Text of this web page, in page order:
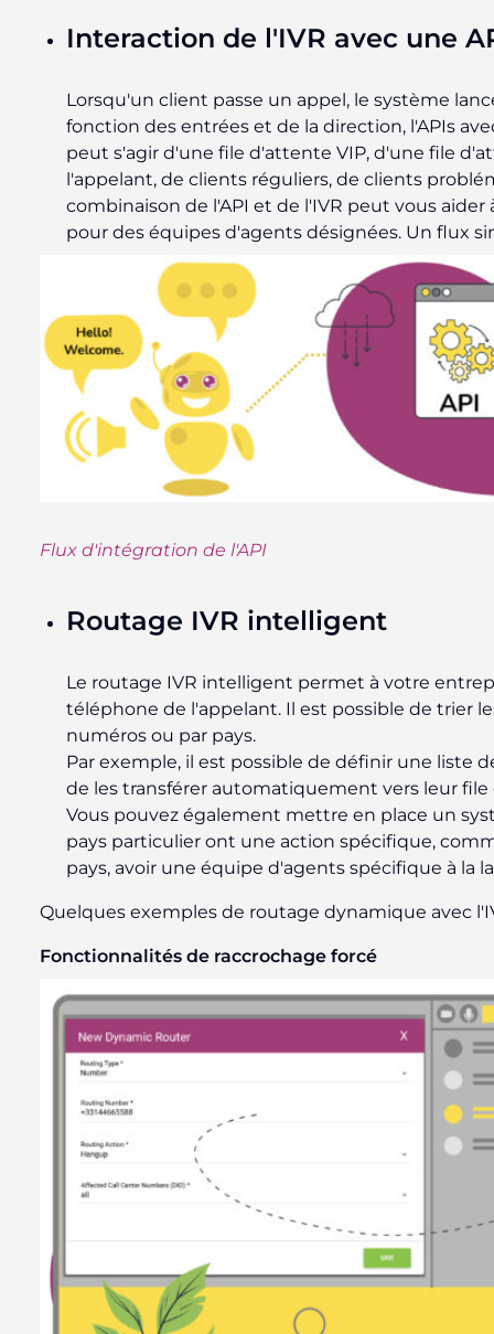
Interaction de l'IVR avec une
Lorsqu'un client passe un appel, le système
fonction des entrées et de la direction, l'APIs
peut s'agir d'une file d'attente VIP, d'une file
l'appelant, de clients réguliers, de clients
combinaison de l'API et de l'IVR peut vous
pour des équipes d'agents désignées. Un flux
Flux d'intégration de l'API
Routage IVR intelligent
Le routage IVR intelligent permet à votre
téléphone de l'appelant. Il est possible de trier
numéros ou par pays.
Par exemple, il est possible de définir une liste
de les transférer automatiquement vers leur
Vous pouvez également mettre en place un
pays particulier ont une action spécifique,
pays, avoir une équipe d'agents spécifique à la
Quelques exemples de routage dynamique avec
Fonctionnalités de raccrochage forcé